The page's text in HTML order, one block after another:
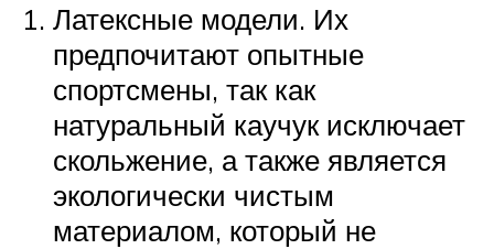
Латексные модели. Их
предпочитают опытные
спортсмены, так как
натуральный каучук исключает
скольжение, а также является
экологически чистым
материалом, который не